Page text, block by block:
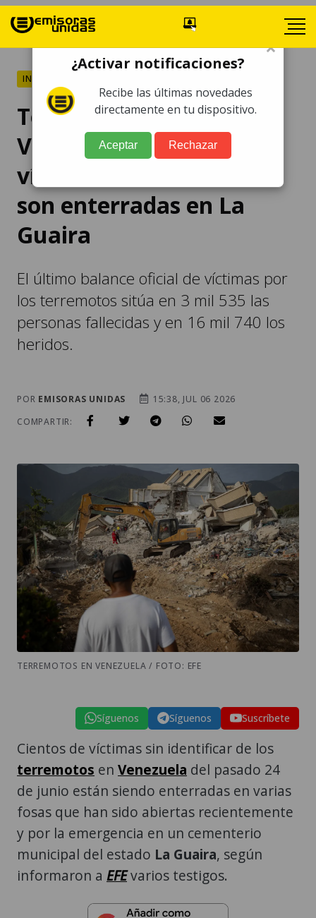
INTERNACIONALES
Terremotos en
Venezuela: Cientos de
víctimas sin identificar
son enterradas en La
Guaira
El último balance oficial de víctimas por
los terremotos sitúa en 3 mil 535 las
personas fallecidas y en 16 mil 740 los
heridos.
POR EMISORAS UNIDAS
15:38, JUL 06 2026
COMPARTIR:
TERREMOTOS EN VENEZUELA / FOTO: EFE
Síguenos Síguenos Suscríbete
Cientos de víctimas sin identificar de los
terremotos en Venezuela del pasado 24
de junio están siendo enterradas en varias
fosas que han sido abiertas recientemente
y por la emergencia en un cementerio
municipal del estado La Guaira, según
informaron a EFEvarios testigos.
×
¿Activar notificaciones?
Recibe las últimas novedades
directamente en tu dispositivo.
Aceptar Rechazar